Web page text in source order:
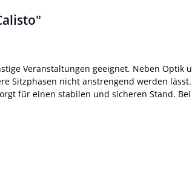
Veranstaltungen geeignet. Neben
Sitzphasen nicht anstrengend werden
für einen stabilen und sicheren Stand.